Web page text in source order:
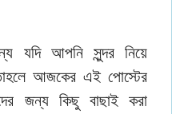
যদি আপনি সুন্দর নিয়ে
আজকের এই পোস্টের
জন্য কিছু বাছাই করা